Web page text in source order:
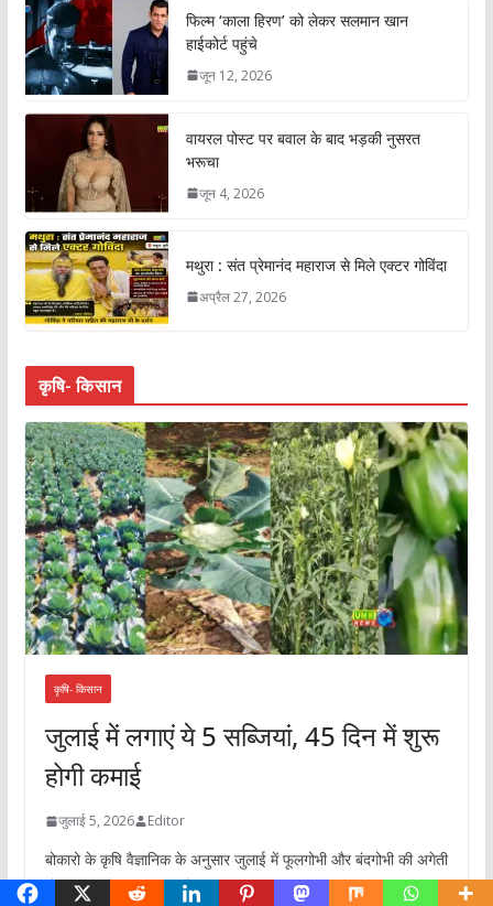
फिल्म ‘काला हिरण’ को लेकर सलमान खान
हाईकोर्ट पहुंचे
जून 12, 2026
वायरल पोस्ट पर बवाल के बाद भड़की नुसरत
भरूचा
जून 4, 2026
मथुरा : संत प्रेमानंद महाराज से मिले एक्टर गोविंदा
अप्रैल 27, 2026
कृषि- किसान
कृषि- किसान
जुलाई में लगाएं ये 5 सब्जियां, 45 दिन में शुरू
होगी कमाई
जुलाई 5, 2026 Editor
बोकारो के कृषि वैज्ञानिक के अनुसार जुलाई में फूलगोभी और बंदगोभी की अगेती
खेती करना बेहतर विकल्प है. यह फसल